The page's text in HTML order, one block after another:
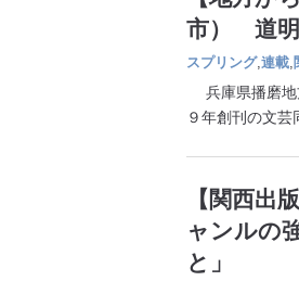
市） 道明
スプリング,連載,
兵庫県播磨地
９年創刊の文芸
【関西出
ャンルの
と」